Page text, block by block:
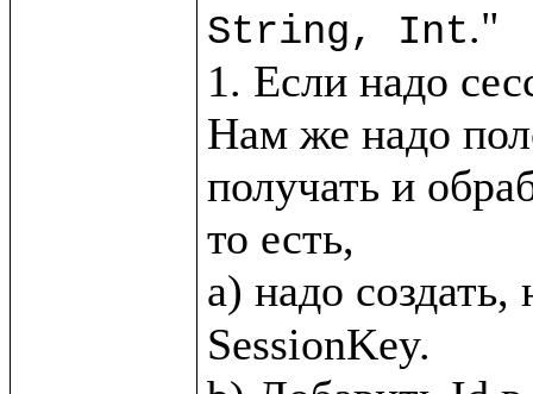
String, Int."
1. Если надо
Нам же надо
получать и
то есть,
a) надо
SessionKey.